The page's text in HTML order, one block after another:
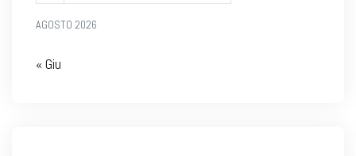
AGOSTO 2026
« Giu